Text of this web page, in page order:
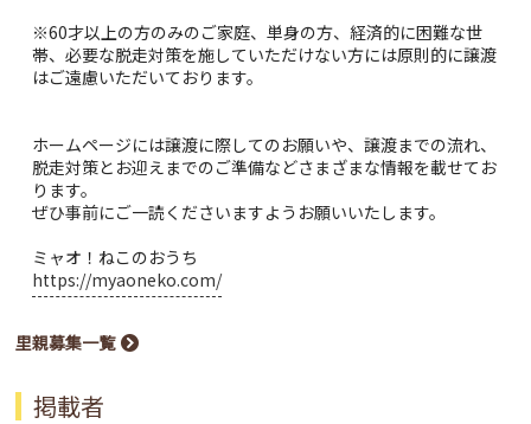
※60才以上の方のみのご家庭、単身の方、経済的に困難な世
帯、必要な脱走対策を施していただけない方には原則的に譲渡
はご遠慮いただいております。
ホームページには譲渡に際してのお願いや、譲渡までの流れ、
脱走対策とお迎えまでのご準備などさまざまな情報を載せてお
ります。
ぜひ事前にご一読くださいますようお願いいたします。
ミャオ！ねこのおうち
https://myaoneko.com/
里親募集一覧
掲載者